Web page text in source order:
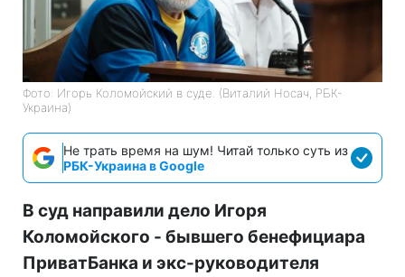
Фото: Игорь Коломойский в суде. (Виталий Носач, РБК-
Украина)
Не трать время на шум! Читай только суть из
РБК-Украина в Google
В суд направили дело Игоря
Коломойского - бывшего бенефициара
ПриватБанка и экс-руководителя